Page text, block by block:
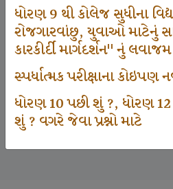
ધોરણ 9 થી કોલેજ સુધીના
રોજગારવાંછુ, યુવાઓ માટેનું
કારકીર્દી માર્ગદર્શન" નું
સ્પર્ધાત્મક પરીક્ષાના કોઇપણ
ધોરણ 10 પછી શું ?, ધોરણ
શું ? વગરે જેવા પ્રશ્નો માટે
Participate